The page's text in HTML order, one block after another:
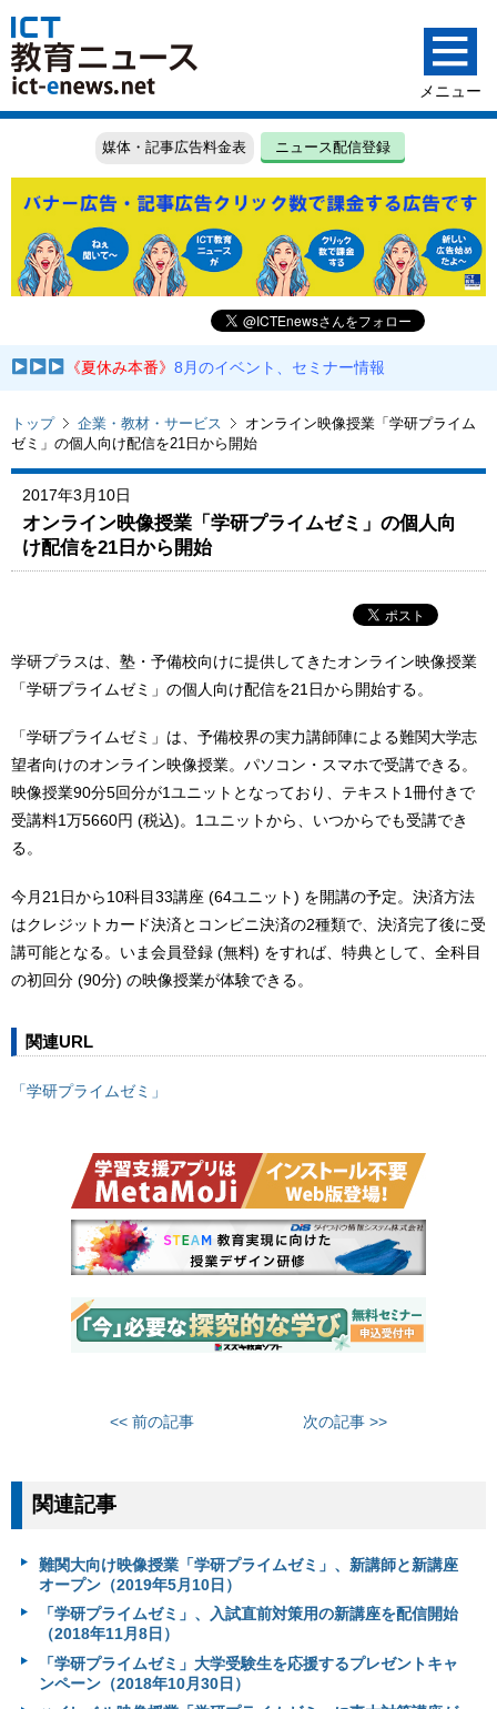
媒体・記事広告料金表 ニュース配信登録
《夏休み本番》8月のイベント、セミナー情報
トップ 企業・教材・サービス
オンライン映像授業「学研プライム
ゼミ」の個人向け配信を21日から開始
2017年3月10日
オンライン映像授業「学研プライムゼミ」の個人向
け配信を21日から開始
学研プラスは、塾・予備校向けに提供してきたオンライン映像授業
「学研プライムゼミ」の個人向け配信を21日から開始する。
「学研プライムゼミ」は、予備校界の実力講師陣による難関大学志
望者向けのオンライン映像授業。パソコン・スマホで受講できる。
映像授業90分5回分が1ユニットとなっており、テキスト1冊付きで
受講料1万5660円 (税込)。1ユニットから、いつからでも受講でき
る。
今月21日から10科目33講座 (64ユニット) を開講の予定。決済方法
はクレジットカード決済とコンビニ決済の2種類で、決済完了後に受
講可能となる。いま会員登録 (無料) をすれば、特典として、全科目
の初回分 (90分) の映像授業が体験できる。
関連URL
「学研プライムゼミ」
<< 前の記事 次の記事 >>
関連記事
難関大向け映像授業「学研プライムゼミ」、新講師と新講座
オープン（2019年5月10日）
「学研プライムゼミ」、入試直前対策用の新講座を配信開始
（2018年11月8日）
「学研プライムゼミ」大学受験生を応援するプレゼントキャ
ンペーン（2018年10月30日）